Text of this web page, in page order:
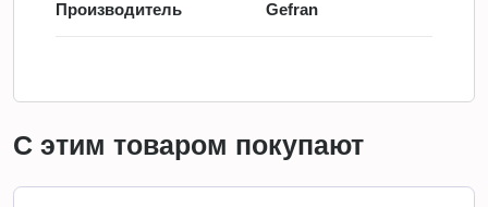
Производитель Gefran
С этим товаром покупают